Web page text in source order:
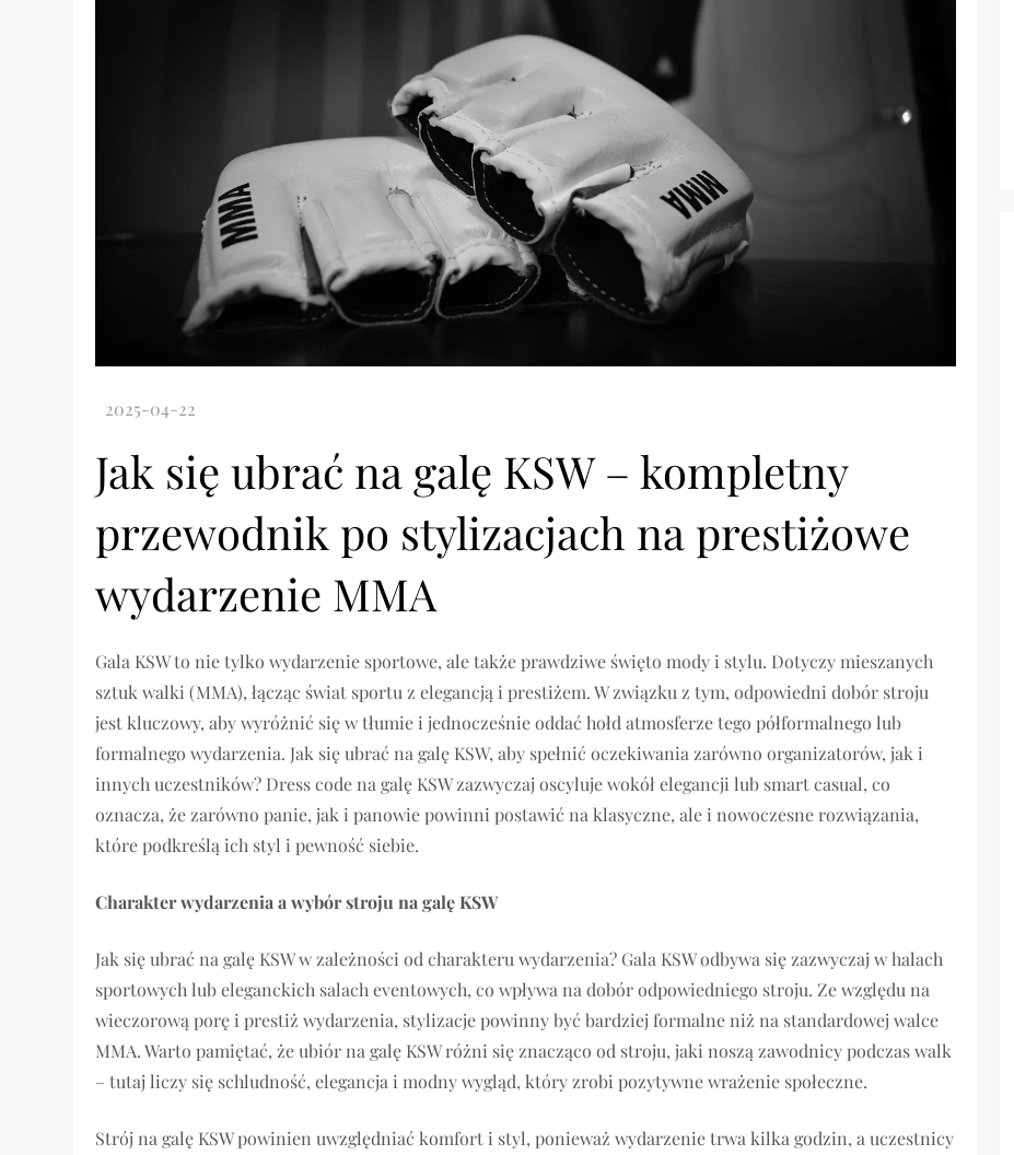
Jak się ubrać na galę KSW – kompletny
przewodnik po stylizacjach na prestiżowe
wydarzenie MMA
Gala KSW to nie tylko wydarzenie sportowe, ale także prawdziwe święto mody i stylu. Dotyczy mieszanych
sztuk walki (MMA), łącząc świat sportu z elegancją i prestiżem. W związku z tym, odpowiedni dobór stroju
jest kluczowy, aby wyróżnić się w tłumie i jednocześnie oddać hołd atmosferze tego półformalnego lub
formalnego wydarzenia. Jak się ubrać na galę KSW, aby spełnić oczekiwania zarówno organizatorów, jak i
innych uczestników? Dress code na galę KSW zazwyczaj oscyluje wokół elegancji lub smart casual, co
oznacza, że zarówno panie, jak i panowie powinni postawić na klasyczne, ale i nowoczesne rozwiązania,
które podkreślą ich styl i pewność siebie.
Charakter wydarzenia a wybór stroju na galę KSW
Jak się ubrać na galę KSW w zależności od charakteru wydarzenia? Gala KSW odbywa się zazwyczaj w halach
sportowych lub eleganckich salach eventowych, co wpływa na dobór odpowiedniego stroju. Ze względu na
wieczorową porę i prestiż wydarzenia, stylizacje powinny być bardziej formalne niż na standardowej walce
MMA. Warto pamiętać, że ubiór na galę KSW różni się znacząco od stroju, jaki noszą zawodnicy podczas walk
– tutaj liczy się schludność, elegancja i modny wygląd, który zrobi pozytywne wrażenie społeczne.
Strój na galę KSW powinien uwzględniać komfort i styl, ponieważ wydarzenie trwa kilka godzin, a uczestnicy